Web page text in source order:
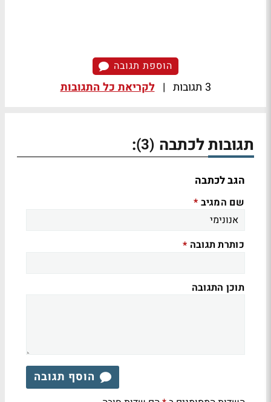
הוספת תגובה
3 תגובות | לקריאת כל התגובות
תגובות לכתבה (3)
:
הגב לכתבה
שם המגיב *
כותרת תגובה *
תוכן התגובה
הוסף תגובה